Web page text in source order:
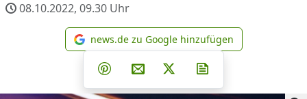
08.10.2022, 09.30 Uhr
news.de zu Google
news.de zu Google hinzufügen
Teilen auf Facebook
Teilen auf Whatsapp
Teilen auf Telegram
Teilen auf Pinterest
Per E-Mail teilen
Post auf X